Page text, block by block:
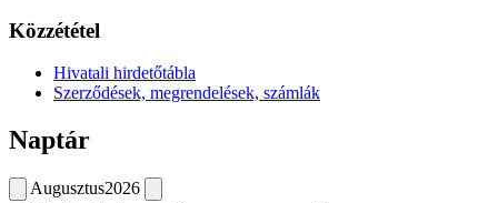
Közzététel
Hivatali hirdetőtábla
Szerződések, megrendelések, számlák
Naptár
Augusztus2026